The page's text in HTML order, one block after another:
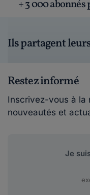
+ 3 000
Ils partagent
Restez informé
Inscrivez-vous à la
nouveautés et